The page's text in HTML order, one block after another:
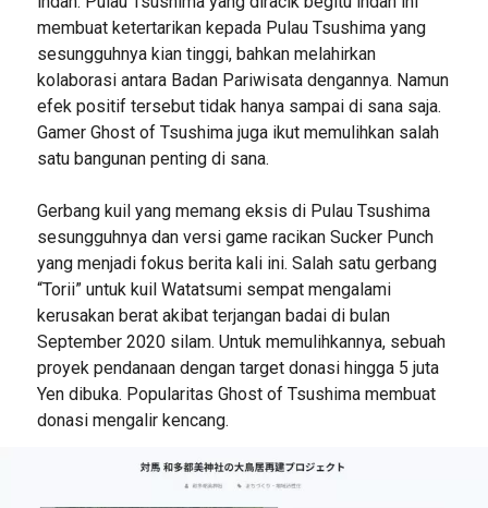
membuat ketertarikan kepada Pulau Tsushima yang
sesungguhnya kian tinggi, bahkan melahirkan
kolaborasi antara Badan Pariwisata dengannya. Namun
efek positif tersebut tidak hanya sampai di sana saja.
Gamer Ghost of Tsushima juga ikut memulihkan salah
satu bangunan penting di sana.
Gerbang kuil yang memang eksis di Pulau Tsushima
sesungguhnya dan versi game racikan Sucker Punch
yang menjadi fokus berita kali ini. Salah satu gerbang
“Torii” untuk kuil Watatsumi sempat mengalami
kerusakan berat akibat terjangan badai di bulan
September 2020 silam. Untuk memulihkannya, sebuah
proyek pendanaan dengan target donasi hingga 5 juta
Yen dibuka. Popularitas Ghost of Tsushima membuat
donasi mengalir kencang.